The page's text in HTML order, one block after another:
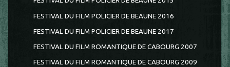
FESTIVAL DU FILM POLICIER DE BEAUNE 2016
FESTIVAL DU FILM POLICIER DE BEAUNE 2017
FESTIVAL DU FILM ROMANTIQUE DE CABOURG 2007
FESTIVAL DU FILM ROMANTIQUE DE CABOURG 2009